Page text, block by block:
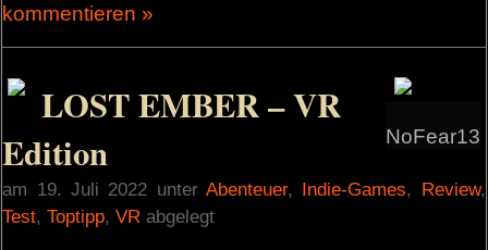
kommentieren »
NoFear13
LOST EMBER – VR
Edition
am 19. Juli 2022 unterAbenteuer, Indie-Games, Review,
Test,Toptipp,VR abgelegt